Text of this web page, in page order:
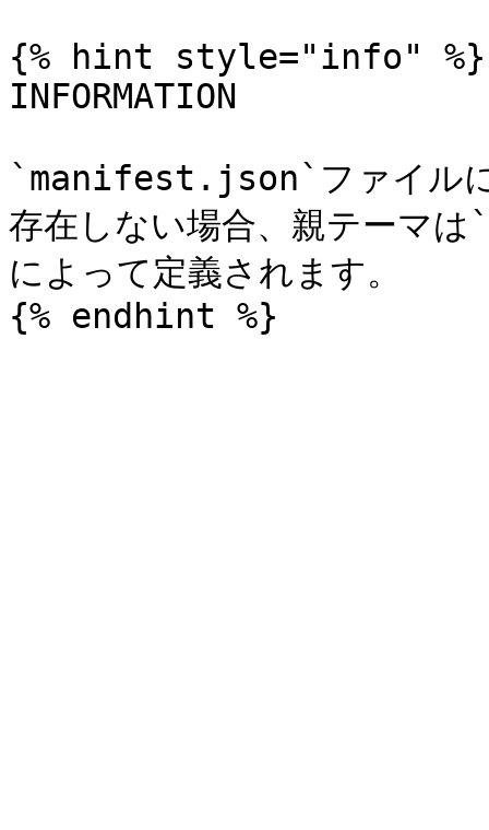
{% hint style="info" %}
INFORMATION
`manifest.json`ファイル
存在しない場合、親テー
によって定義されます。